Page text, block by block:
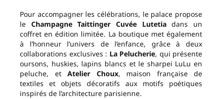
Pour accompagner les célébrations, le palace propose
le Champagne Taittinger Cuvée Lutetiadans un
coffret en édition limitée. La boutique met également
à l’honneur l’univers de l’enfance, grâce à deux
collaborations exclusives : La Pelucherie, qui présente
oursons, huskies, lapins blancs et le sharpei LuLu en
peluche, et Atelier Choux, maison française de
textiles et objets décoratifs aux motifs poétiques
inspirés de l’architecture parisienne.